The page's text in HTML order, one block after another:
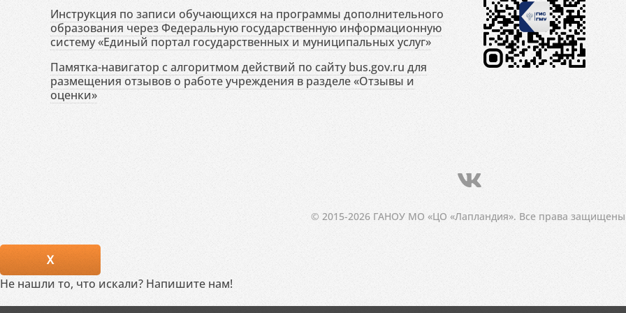
Инструкция по записи обучающихся на программы дополнительного
образования через Федеральную государственную информационную
систему «Единый портал государственных и муниципальных услуг»
Памятка-навигатор с алгоритмом действий по сайту bus.gov.ru для
размещения отзывов о работе учреждения в разделе «Отзывы и
оценки»
© 2015-2026 ГАНОУ МО «ЦО «Лапландия». Все права
X
Не нашли то, что искали? Напишите нам!